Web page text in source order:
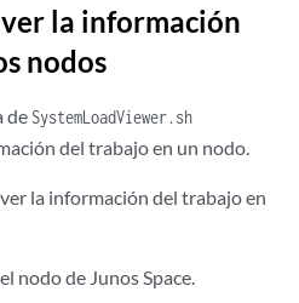
la información
nodos
de SystemLoadViewer.sh
del trabajo en un nodo.
la información del trabajo en
nodo de Junos Space.